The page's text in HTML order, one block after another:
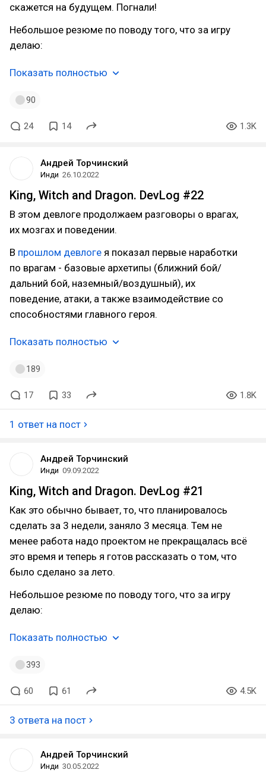
скажется на будущем. Погнали!
Небольшое резюме по поводу того, что за игру
делаю:
Показать полностью
90
24 14 1.3K
Андрей Торчинский
Инди 26.10.2022
King, Witch and Dragon. DevLog #22
В этом девлоге продолжаем разговоры о врагах,
их мозгах и поведении.
В прошлом девлоге я показал первые наработки
по врагам - базовые архетипы (ближний бой/
дальний бой, наземный/воздушный), их
поведение, атаки, а также взаимодействие со
способностями главного героя.
Показать полностью
189
17 33 1.8K
1 ответ на пост
Андрей Торчинский
Инди 09.09.2022
King, Witch and Dragon. DevLog #21
Как это обычно бывает, то, что планировалось
сделать за 3 недели, заняло 3 месяца. Тем не
менее работа надо проектом не прекращалась всё
это время и теперь я готов рассказать о том, что
было сделано за лето.
Небольшое резюме по поводу того, что за игру
делаю:
Показать полностью
393
60 61 4.5K
3 ответа на пост
Андрей Торчинский
Инди 30.05.2022